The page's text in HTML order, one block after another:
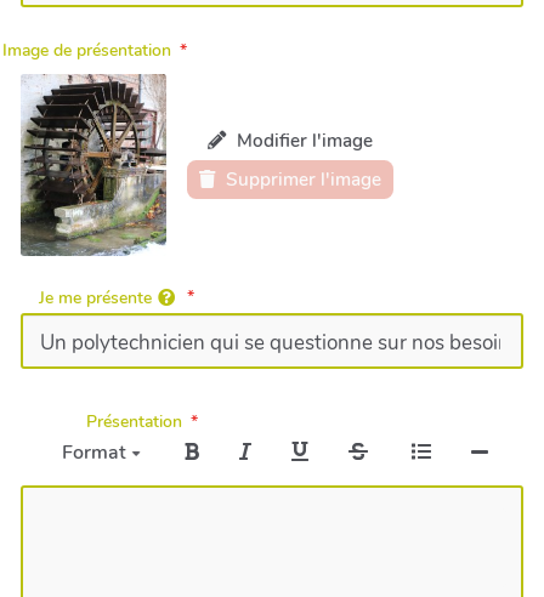
Image de présentation
Modifier l'image
Supprimer l'image
Je me présente
Présentation
Format